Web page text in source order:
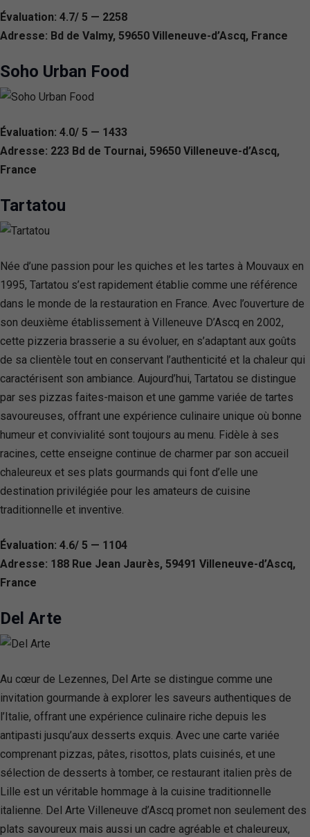
Évaluation: 4.7/ 5 — 2258
Adresse: Bd de Valmy, 59650 Villeneuve-d’Ascq, France
Soho Urban Food
Évaluation: 4.0/ 5 — 1433
Adresse: 223 Bd de Tournai, 59650 Villeneuve-d’Ascq,
France
Tartatou
Née d’une passion pour les quiches et les tartes à Mouvaux en
1995, Tartatou s’est rapidement établie comme une référence
dans le monde de la restauration en France. Avec l’ouverture de
son deuxième établissement à Villeneuve D’Ascq en 2002,
cette pizzeria brasserie a su évoluer, en s’adaptant aux goûts
de sa clientèle tout en conservant l’authenticité et la chaleur qui
caractérisent son ambiance. Aujourd’hui, Tartatou se distingue
par ses pizzas faites-maison et une gamme variée de tartes
savoureuses, offrant une expérience culinaire unique où bonne
humeur et convivialité sont toujours au menu. Fidèle à ses
racines, cette enseigne continue de charmer par son accueil
chaleureux et ses plats gourmands qui font d’elle une
destination privilégiée pour les amateurs de cuisine
traditionnelle et inventive.
Évaluation: 4.6/ 5 — 1104
Adresse: 188 Rue Jean Jaurès, 59491 Villeneuve-d’Ascq,
France
Del Arte
Au cœur de Lezennes, Del Arte se distingue comme une
invitation gourmande à explorer les saveurs authentiques de
l’Italie, offrant une expérience culinaire riche depuis les
antipasti jusqu’aux desserts exquis. Avec une carte variée
comprenant pizzas, pâtes, risottos, plats cuisinés, et une
sélection de desserts à tomber, ce restaurant italien près de
Lille est un véritable hommage à la cuisine traditionnelle
italienne. Del Arte Villeneuve d’Ascq promet non seulement des
plats savoureux mais aussi un cadre agréable et chaleureux,